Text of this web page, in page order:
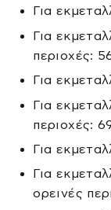
Για
Για
περιοχές:
Για
Για
περιοχές:
Για
Για
ορεινές